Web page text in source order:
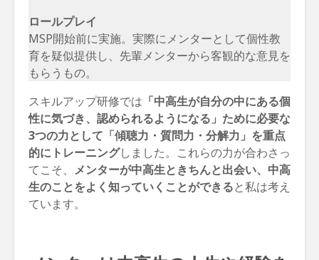
ロールプレイ
MSP開始前に実施。実際にメンターとして個性教
育を疑似提供し、先輩メンターから客観的な意見を
もらうもの。
スキルアップ研修では 「中高生が自分の中にある個
性に気づき、認められるようになる」ために必要な
3つの力として「傾聴力・質問力・分解力」を重点
的にトレーニングしました。これらの力が合わさっ
てこそ、 メンターが中高生ときちんと出会い、中高
生のことをよく知っていくことができると私は考え
ています。